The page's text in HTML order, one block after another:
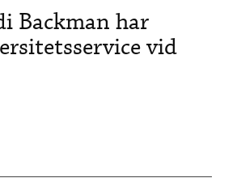
Backman har
vid